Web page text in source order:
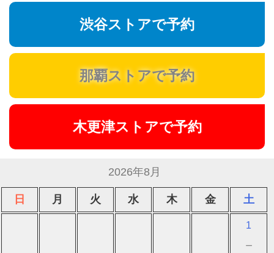
渋谷ストアで予約
那覇ストアで予約
木更津ストアで予約
2026年8月
日 月 火 水 木 金 土
1
－